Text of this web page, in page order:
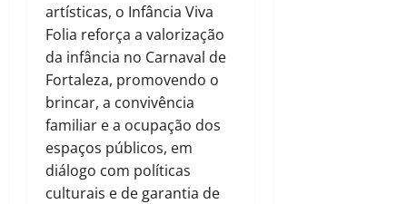
artísticas, o Infância Viva
Folia reforça a valorização
da infância no Carnaval de
Fortaleza, promovendo o
brincar, a convivência
familiar e a ocupação dos
espaços públicos, em
diálogo com políticas
culturais e de garantia de